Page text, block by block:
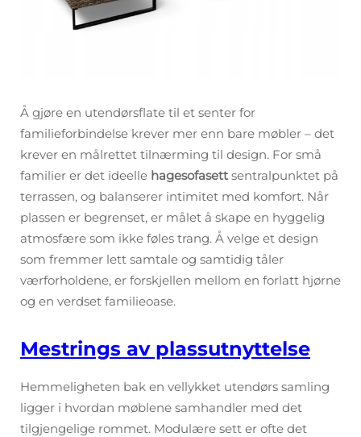
Å gjøre en utendørsflate til et senter for
familieforbindelse krever mer enn bare møbler – det
krever en målrettet tilnærming til design. For små
familier er det ideelle hagesofasett sentralpunktet på
terrassen, og balanserer intimitet med komfort. Når
plassen er begrenset, er målet å skape en hyggelig
atmosfære som ikke føles trang. Å velge et design
som fremmer lett samtale og samtidig tåler
værforholdene, er forskjellen mellom en forlatt hjørne
og en verdset familieoase.
Mestrings av plassutnyttelse
Hemmeligheten bak en vellykket utendørs samling
ligger i hvordan møblene samhandler med det
tilgjengelige rommet. Modulære sett er ofte det